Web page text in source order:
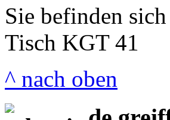
Sie befinden
Tisch KGT 41
^ nach oben